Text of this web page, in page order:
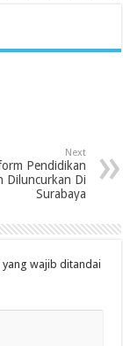
Next
Pendidikan
Diluncurkan Di
Surabaya
yang wajib ditandai